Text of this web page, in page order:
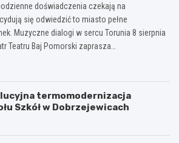
doświadczenia czekają na
się odwiedzić to miasto pełne
Muzyczne dialogi w sercu Torunia 8 sierpnia
Teatru Baj Pomorski zaprasza…
termomodernizacja
Szkół w Dobrzejewicach